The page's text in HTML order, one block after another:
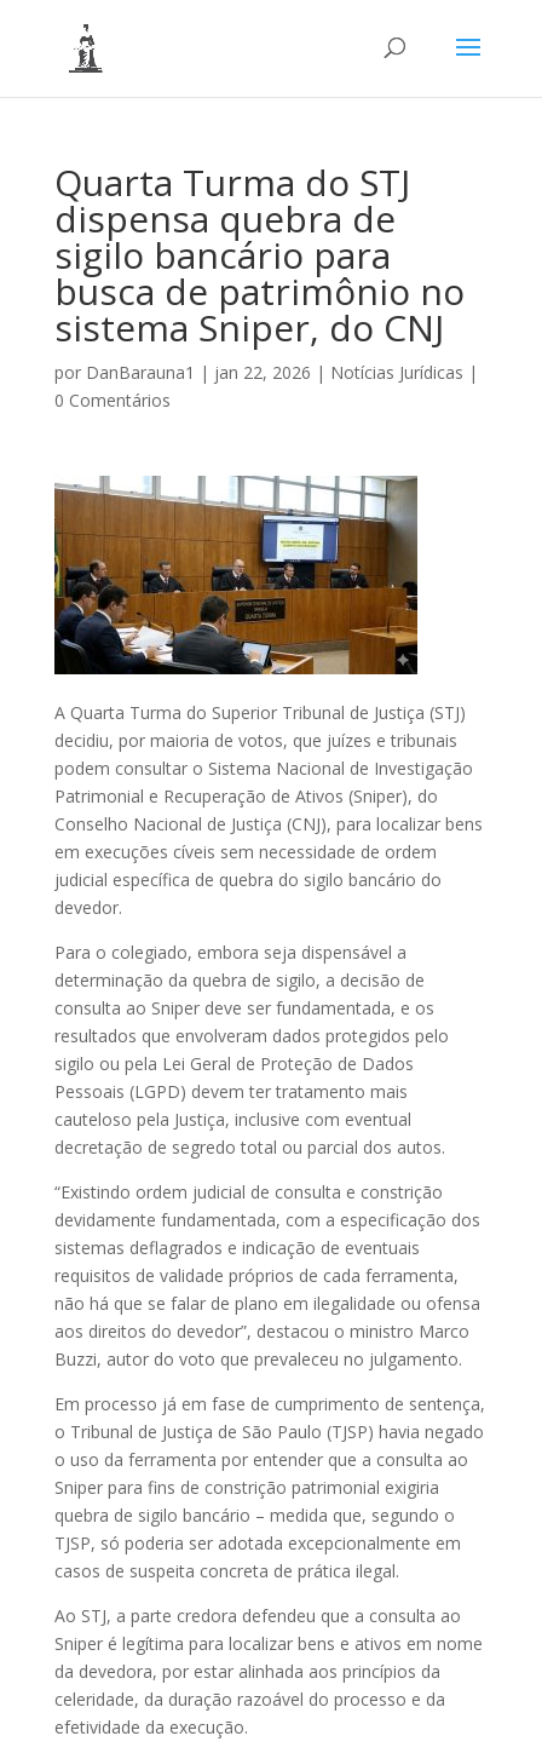
Quarta Turma do STJ
dispensa quebra de
sigilo bancário para
busca de patrimônio no
sistema Sniper, do CNJ
por DanBarauna1 | jan 22, 2026 | Notícias Jurídicas |
0 Comentários
A Quarta Turma do Superior Tribunal de Justiça (STJ)
decidiu, por maioria de votos, que juízes e tribunais
podem consultar o Sistema Nacional de Investigação
Patrimonial e Recuperação de Ativos (Sniper), do
Conselho Nacional de Justiça (CNJ), para localizar bens
em execuções cíveis sem necessidade de ordem
judicial específica de quebra do sigilo bancário do
devedor.
Para o colegiado, embora seja dispensável a
determinação da quebra de sigilo, a decisão de
consulta ao Sniper deve ser fundamentada, e os
resultados que envolveram dados protegidos pelo
sigilo ou pela Lei Geral de Proteção de Dados
Pessoais (LGPD) devem ter tratamento mais
cauteloso pela Justiça, inclusive com eventual
decretação de segredo total ou parcial dos autos.
“Existindo ordem judicial de consulta e constrição
devidamente fundamentada, com a especificação dos
sistemas deflagrados e indicação de eventuais
requisitos de validade próprios de cada ferramenta,
não há que se falar de plano em ilegalidade ou ofensa
aos direitos do devedor”, destacou o ministro Marco
Buzzi, autor do voto que prevaleceu no julgamento.
Em processo já em fase de cumprimento de sentença,
o Tribunal de Justiça de São Paulo (TJSP) havia negado
o uso da ferramenta por entender que a consulta ao
Sniper para fins de constrição patrimonial exigiria
quebra de sigilo bancário – medida que, segundo o
TJSP, só poderia ser adotada excepcionalmente em
casos de suspeita concreta de prática ilegal.
Ao STJ, a parte credora defendeu que a consulta ao
Sniper é legítima para localizar bens e ativos em nome
da devedora, por estar alinhada aos princípios da
celeridade, da duração razoável do processo e da
efetividade da execução.